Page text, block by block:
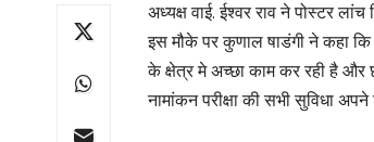
अध्यक्ष वाई. ईश्वर राव ने पोस्टर लांच
इस मौके पर कुणाल षाडंगी ने कहा
के क्षेत्र मे अच्छा काम कर रही है और
नामांकन परीक्षा की सभी सुविधा